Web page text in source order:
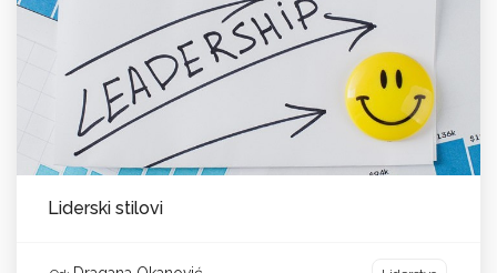
Liderski stilovi